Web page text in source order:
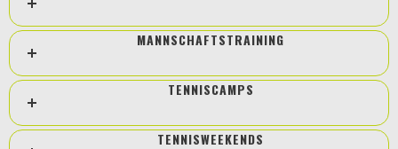
MANNSCHAFTSTRAINING
TENNISCAMPS
TENNISWEEKENDS